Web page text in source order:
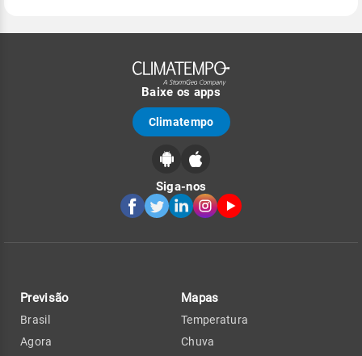
Baixe os apps
Climatempo
Siga-nos
Previsão
Brasil
Agora
Mapas
Temperatura
Chuva